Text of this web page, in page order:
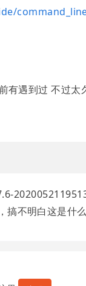
遇到过 不过太
搞不明白这是什